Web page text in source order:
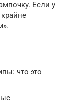
Если у
что это